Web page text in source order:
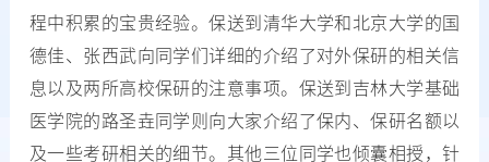
程中积累的宝贵经验。保送到清华大学和北京大学的国
德佳、张西武向同学们详细的介绍了对外保研的相关信
息以及两所高校保研的注意事项。保送到吉林大学基础
医学院的路圣垚同学则向大家介绍了保内、保研名额以
及一些考研相关的细节。其他三位同学也倾囊相授，针